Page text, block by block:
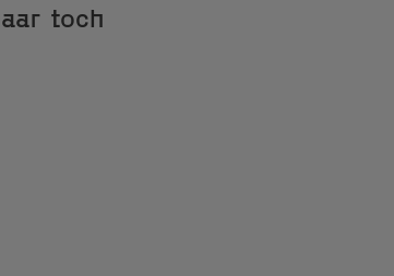
toch